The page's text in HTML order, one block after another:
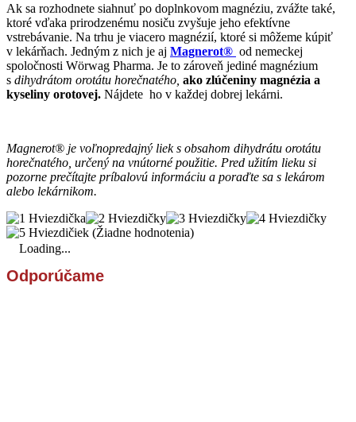
Ak sa rozhodnete siahnuť po doplnkovom magnéziu, zvážte také,
ktoré vďaka prirodzenému nosiču zvyšuje jeho efektívne
vstrebávanie. Na trhu je viacero magnézií, ktoré si môžeme kúpiť
v lekárňach. Jedným z nich je aj Magnerot® od nemeckej
spoločnosti Wörwag Pharma. Je to zároveň jediné magnézium
s dihydrátom orotátu horečnatého, ako zlúčeniny magnézia a
kyseliny orotovej. Nájdete ho v každej dobrej lekárni.
Magnerot® je voľnopredajný liek s obsahom dihydrátu orotátu
horečnatého, určený na vnútorné použitie. Pred užitím lieku si
pozorne prečítajte príbalovú informáciu a poraďte sa s lekárom
alebo lekárnikom.
(Žiadne hodnotenia)
Loading...
Odporúčame